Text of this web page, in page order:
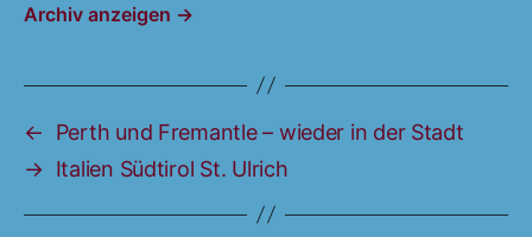
Archiv anzeigen →
←
Perth und Fremantle – wieder in der Stadt
→ Italien Südtirol St. Ulrich